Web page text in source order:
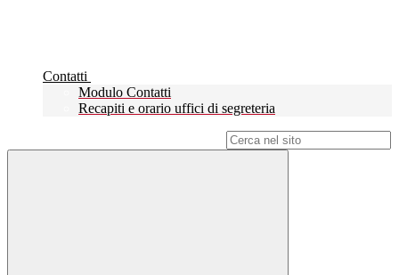
Contatti
Modulo Contatti
Recapiti e orario uffici di segreteria